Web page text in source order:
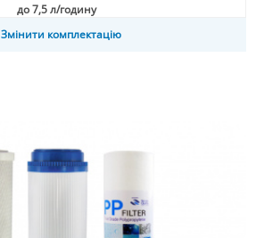
до 7,5 л/годину
Змінити комплектацію